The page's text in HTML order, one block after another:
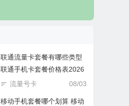
联通流量卡套餐有哪些类型
联通手机卡套餐价格表2026
08/03
流量号卡
移动手机套餐哪个划算 移动